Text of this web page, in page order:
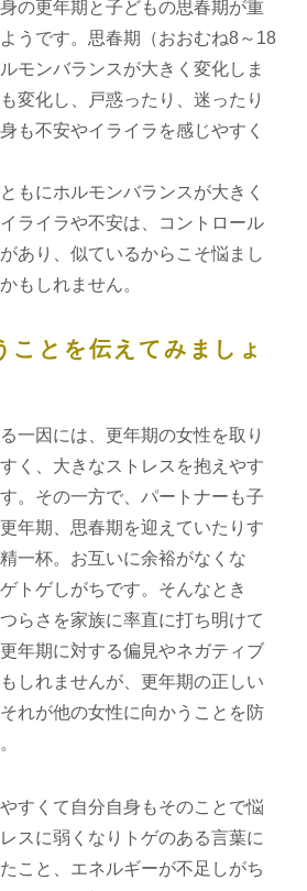
の更年期と子どもの思春期が重
うです。思春期（おおむね8～18
モンバランスが大きく変化しま
変化し、戸惑ったり、迷ったり
も不安やイライラを感じやすく
もにホルモンバランスが大きく
ライラや不安は、コントロール
あり、似ているからこそ悩まし
もしれません。
ことを伝えてみましょ
一因には、更年期の女性を取り
く、大きなストレスを抱えやす
。その一方で、パートナーも子
年期、思春期を迎えていたりす
一杯。お互いに余裕がなくな
トゲしがちです。そんなとき
らさを家族に率直に打ち明けて
年期に対する偏見やネガティブ
しれませんが、更年期の正しい
れが他の女性に向かうことを防
すくて自分自身もそのことで悩
スに弱くなりトゲのある言葉に
こと、エネルギーが不足しがち